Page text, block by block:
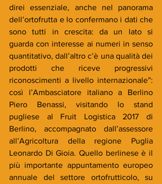
direi essenziale, anche nel panorama
dell’ortofrutta e lo confermano i dati che
sono tutti in crescita: da un lato si
guarda con interesse ai numeri in senso
quantitativo, dall’altro c’è una qualità dei
prodotti che riceve progressivi
riconoscimenti a livello internazionale”:
così l’Ambasciatore italiano a Berlino
Piero Benassi, visitando lo stand
pugliese al Fruit Logistica 2017 di
Berlino, accompagnato dall’assessore
all’Agricoltura della regione Puglia
Leonardo Di Gioia. Quello berlinese è il
più importante appuntamento europeo
annuale del settore ortofrutticolo, su